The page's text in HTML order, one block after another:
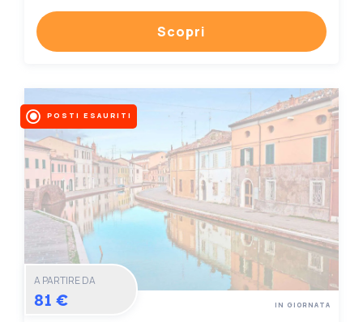
Scopri
POSTI ESAURITI
A PARTIRE DA
81 € IN GIORNATA